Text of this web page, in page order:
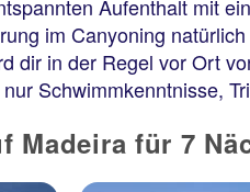
Aufenthalt mit
im Canyoning
dir in der Regel vor Ort
Schwimmkenntnisse,
Madeira für 7